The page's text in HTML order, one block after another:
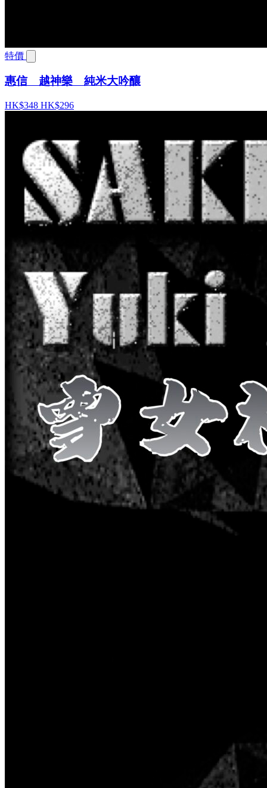
特價
惠信 越神樂 純米大吟釀
HK$348 HK$296